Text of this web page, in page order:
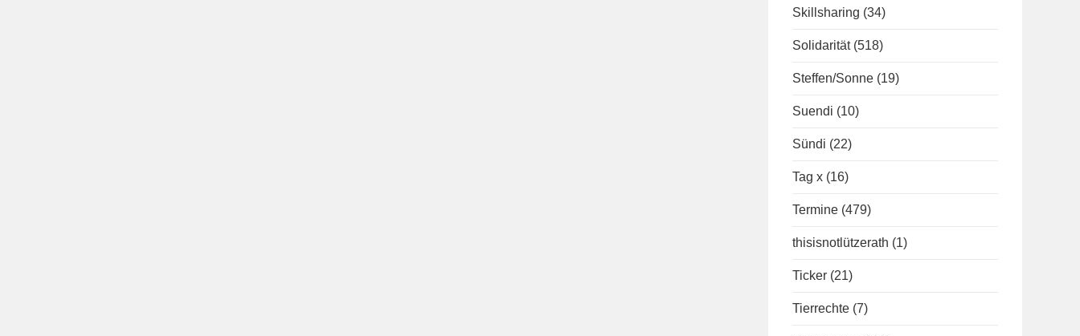
Skillsharing (34)
Solidarität (518)
Steffen/Sonne (19)
Suendi (10)
Sündi (22)
Tag x (16)
Termine (479)
thisisnotlützerath (1)
Ticker (21)
Tierrechte (7)